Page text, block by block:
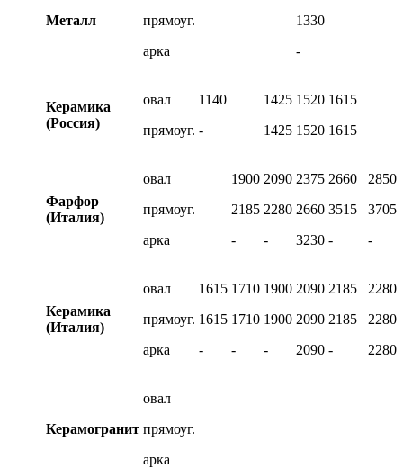
Металл
прямоуг.
арка
1330
-
Керамика
(Россия)
овал
прямоуг.
1140
-
1425
1425
1520
1520
1615
1615
Фарфор
(Италия)
овал
прямоуг.
арка
1900
2185
-
2090
2280
-
2375
2660
3230
2660
3515
-
2850
3705
-
Керамика
(Италия)
овал
прямоуг.
арка
1615
1615
-
1710
1710
-
1900
1900
-
2090
2090
2090
2185
2185
-
2280
2280
2280
Керамогранит
овал
прямоуг.
арка